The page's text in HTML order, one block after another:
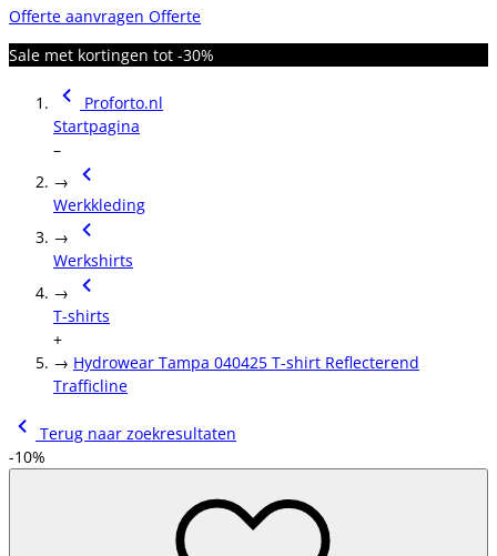
Offerte aanvragen Offerte
Sale met kortingen tot -30%
Proforto.nl
Startpagina
–
→
Werkkleding
→
Werkshirts
→
T-shirts
+
→ Hydrowear Tampa 040425 T-shirt Reflecterend
Trafficline
Terug naar zoekresultaten
-10%